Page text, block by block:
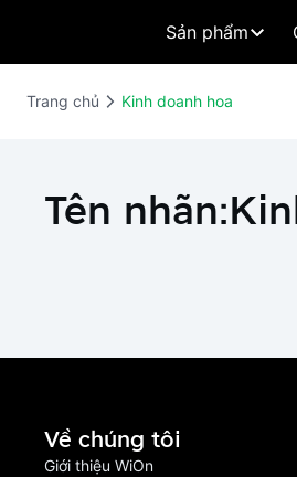
Sản phẩm
Trang chủ Kinh doanh hoa
Tên nhãn:
Về chúng tôi
Giới thiệu WiOn